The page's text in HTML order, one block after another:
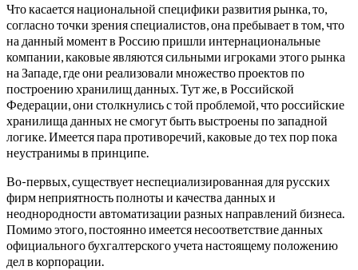
Что касается национальной специфики развития рынка, то,
согласно точки зрения специалистов, она пребывает в том, что
на данный момент в Россию пришли интернациональные
компании, каковые являются сильными игроками этого рынка
на Западе, где они реализовали множество проектов по
построению хранилищ данных. Тут же, в Российской
Федерации, они столкнулись с той проблемой, что российские
хранилища данных не смогут быть выстроены по западной
логике. Имеется пара противоречий, каковые до тех пор пока
неустранимы в принципе.
Во-первых, существует неспециализированная для русских
фирм неприятность полноты и качества данных и
неоднородности автоматизации разных направлений бизнеса.
Помимо этого, постоянно имеется несоответствие данных
официального бухгалтерского учета настоящему положению
дел в корпорации.